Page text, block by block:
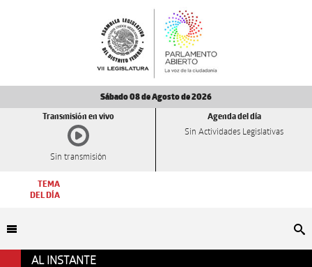
Sábado 08 de Agosto de 2026
Transmisión en vivo
Sin transmisión
Agenda del día
Sin Actividades Legislativas
TEMA
DEL DÍA
AL INSTANTE